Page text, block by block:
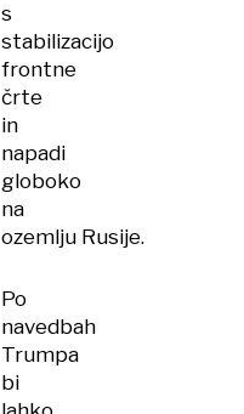
s
stabilizacijo
frontne
črte
in
napadi
globoko
na
ozemlju Rusije.
Po
navedbah
Trumpa
bi